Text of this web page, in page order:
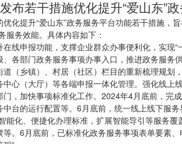
布若干措施优化提升“爱山东”
优化提升“爱山东”政务服务平台功能若干措施，
服务效能。具体内容如下：
线申报功能，支撑企业群众办事便利化，实现
、各部门政务服务事项办事入口，推进政务服务
道（乡镇）、村居（社区）栏目的重新梳理规划
心（大厅）等各端申报一体化管理。强化线上
门，加快事项标准化工作。2024年4月底前，完
台的运行配置等。6月底前，统一线上线下服
能化、便捷化办理标准，扩展智能导引等服务
。6月底前，已标准化政务服务事项表单要素